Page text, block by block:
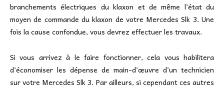
branchements électriques du klaxon et de même l’état du
moyen de commande du klaxon de votre Mercedes Slk 3. Une
fois la cause confondue, vous devrez effectuer les travaux.
Si vous arrivez à le faire fonctionner, cela vous habilitera
d’économiser les dépense de main-d’œuvre d’un technicien
sur votre Mercedes Slk 3. Par ailleurs, si cependant ces autres